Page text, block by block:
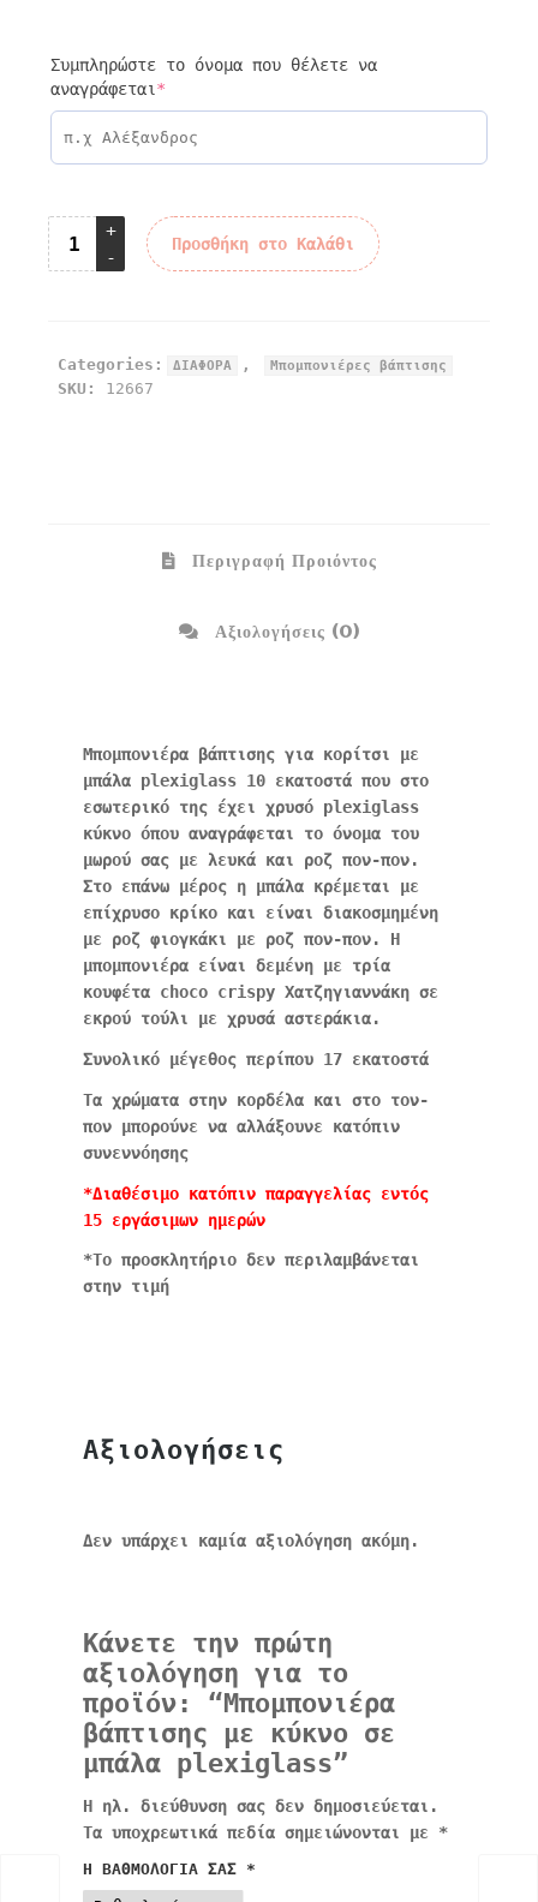
Συμπληρώστε το όνομα που θέλετε να
αναγράφεται*
Προσθήκη στο Καλάθι
Categories: ΔΙΑΦΟΡΑ , Μπομπονιέρες βάπτισης
SKU: 12667
Περιγραφή Προιόντος
Αξιολογήσεις (0)
Μπομπονιέρα βάπτισης για κορίτσι με
μπάλα plexiglass 10 εκατοστά που στο
εσωτερικό της έχει χρυσό plexiglass
κύκνο όπου αναγράφεται το όνομα του
μωρού σας με λευκά και ροζ πον-πον.
Στο επάνω μέρος η μπάλα κρέμεται με
επίχρυσο κρίκο και είναι διακοσμημένη
με ροζ φιογκάκι με ροζ πον-πον. Η
μπομπονιέρα είναι δεμένη με τρία
κουφέτα choco crispy Χατζηγιαννάκη σε
εκρού τούλι με χρυσά αστεράκια.
Συνολικό μέγεθος περίπου 17 εκατοστά
Τα χρώματα στην κορδέλα και στο τον-
πον μπορούνε να αλλάξουνε κατόπιν
συνεννόησης
*Διαθέσιμο κατόπιν παραγγελίας εντός
15 εργάσιμων ημερών
*Το προσκλητήριο δεν περιλαμβάνεται
στην τιμή
Αξιολογήσεις
Δεν υπάρχει καμία αξιολόγηση ακόμη.
Κάνετε την πρώτη
αξιολόγηση για το
προϊόν: “Μπομπονιέρα
βάπτισης με κύκνο σε
μπάλα plexiglass”
Η ηλ. διεύθυνση σας δεν δημοσιεύεται.
Τα υποχρεωτικά πεδία σημειώνονται με *
Η ΒΑΘΜΟΛΟΓΊΑ ΣΑΣ *